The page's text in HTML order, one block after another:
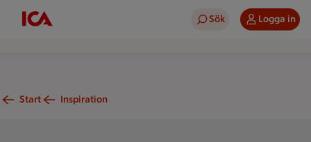
Sök Logga in
Start Inspiration